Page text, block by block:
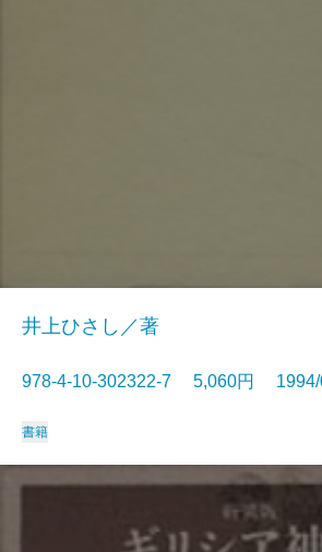
井上ひさし／著
978-4-10-302322-7 5,060円 1994/
書籍